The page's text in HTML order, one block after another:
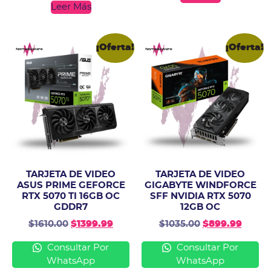
Leer Más
¡Oferta!
TARJETA DE VIDEO
ASUS PRIME GEFORCE
RTX 5070 TI 16GB OC
GDDR7
$1610.00 $1399.99
Consultar Por
WhatsApp
¡Oferta!
TARJETA DE VIDEO
GIGABYTE WINDFORCE
SFF NVIDIA RTX 5070
12GB OC
$1035.00 $899.99
Consultar Por
WhatsApp